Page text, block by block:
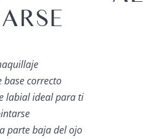
correcto
labial ideal para ti
parte baja del ojo